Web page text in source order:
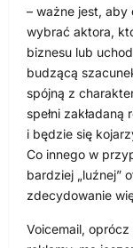
– ważne jest,
wybrać aktora,
biznesu lub
budzącą
spójną z
spełni
i będzie się
Co innego w
bardziej „luźnej”
zdecydowanie
Voicemail,